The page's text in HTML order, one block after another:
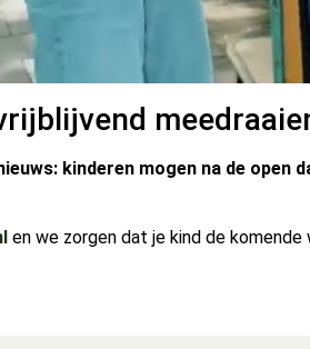
kinderen mogen na de
en we zorgen dat je kind de